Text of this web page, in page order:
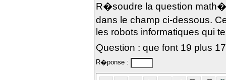
R�soudre la question
dans le champ ci-dessous.
les robots informatiques qui
Question : que font 19 plus
R�ponse :